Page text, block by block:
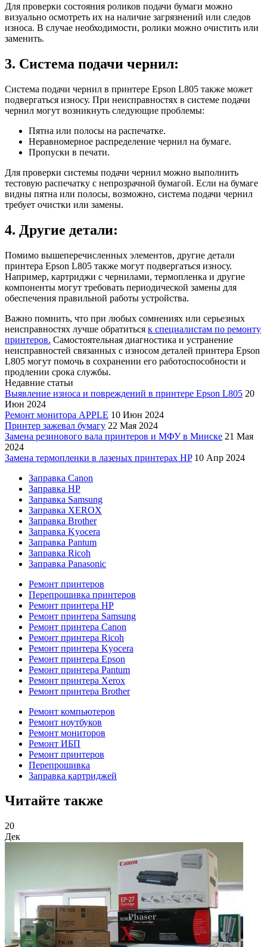
Для проверки состояния роликов подачи бумаги можно
визуально осмотреть их на наличие загрязнений или следов
износа. В случае необходимости, ролики можно очистить или
заменить.
3. Система подачи чернил:
Система подачи чернил в принтере Epson L805 также может
подвергаться износу. При неисправностях в системе подачи
чернил могут возникнуть следующие проблемы:
Пятна или полосы на распечатке.
Неравномерное распределение чернил на бумаге.
Пропуски в печати.
Для проверки системы подачи чернил можно выполнить
тестовую распечатку с непрозрачной бумагой. Если на бумаге
видны пятна или полосы, возможно, система подачи чернил
требует очистки или замены.
4. Другие детали:
Помимо вышеперечисленных элементов, другие детали
принтера Epson L805 также могут подвергаться износу.
Например, картриджи с чернилами, термопленка и другие
компоненты могут требовать периодической замены для
обеспечения правильной работы устройства.
Важно помнить, что при любых сомнениях или серьезных
неисправностях лучше обратиться к специалистам по ремонту
принтеров. Самостоятельная диагностика и устранение
неисправностей связанных с износом деталей принтера Epson
L805 могут помочь в сохранении его работоспособности и
продлении срока службы.
Недавние статьи
Выявление износа и повреждений в принтере Epson L805 20
Июн 2024
Ремонт монитора APPLE 10 Июн 2024
Принтер зажевал бумагу 22 Мая 2024
Замена резинового вала принтеров и МФУ в Минске 21 Мая
2024
Замена термопленки в лазеных принтерах HP 10 Апр 2024
Заправка Canon
Заправка HP
Заправка Samsung
Заправка XEROX
Заправка Brother
Заправка Kyocera
Заправка Pantum
Заправка Ricoh
Заправка Panasonic
Ремонт принтеров
Перепрошивка принтеров
Ремонт принтера HP
Ремонт принтера Samsung
Ремонт принтера Canon
Ремонт принтера Ricoh
Ремонт принтера Kyocera
Ремонт принтера Epson
Ремонт принтера Pantum
Ремонт принтера Xerox
Ремонт принтера Brother
Ремонт компьютеров
Ремонт ноутбуков
Ремонт мониторов
Ремонт ИБП
Ремонт принтеров
Перепрошивка
Заправка картриджей
Читайте также
20
Дек